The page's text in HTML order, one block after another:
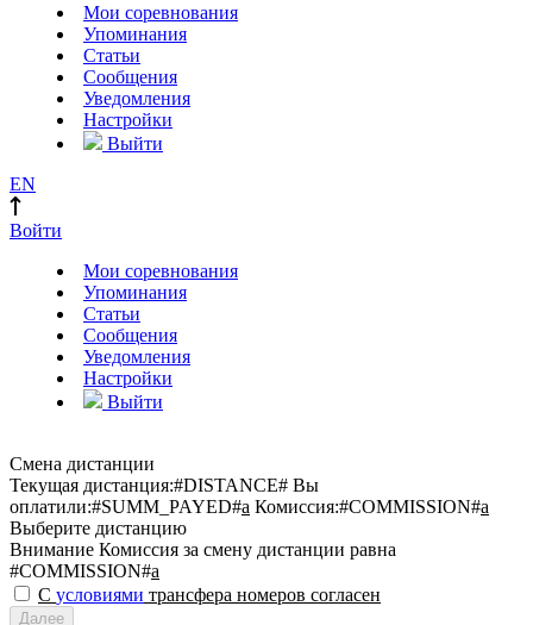
Мои соревнования
Упоминания
Статьи
Сообщения
Уведомления
Настройки
Выйти
EN
Войти
Мои соревнования
Упоминания
Статьи
Сообщения
Уведомления
Настройки
Выйти
Смена дистанции
Текущая дистанция:#DISTANCE# Вы
оплатили:#SUMM_PAYED#a Комиссия:#COMMISSION#a
Выберите дистанцию
Внимание Комиссия за смену дистанции равна
#COMMISSION#a
С условиями трансфера номеров согласен
Далее